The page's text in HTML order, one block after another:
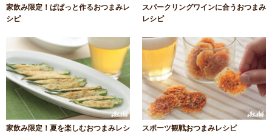
家飲み限定！ぱぱっと作るおつまみレ
シピ
スパークリングワインに合うおつまみ
レシピ
家飲み限定！夏を楽しむおつまみレシ
スポーツ観戦おつまみレシピ